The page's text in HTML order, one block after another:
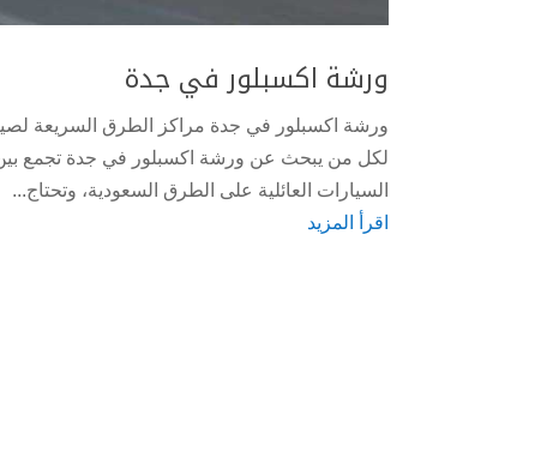
ورشة اكسبلور في جدة
ورشة اكسبلور في جدة مراكز الطرق السريعة
لكل من يبحث عن ورشة اكسبلور في جدة تجمع بين
السيارات العائلية على الطرق السعودية، وتحتاج...
اقرأ المزيد